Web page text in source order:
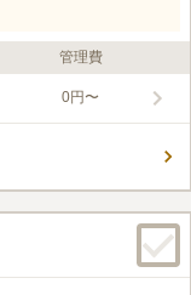
管理費
0円〜